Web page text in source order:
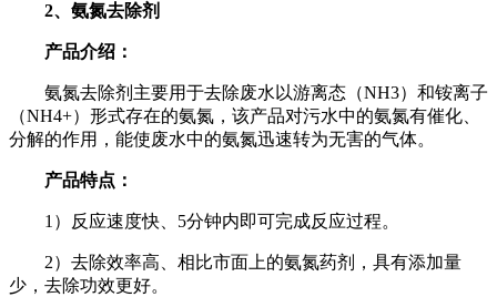
2、氨氮去除剂
产品介绍：
氨氮去除剂主要用于去除废水以游离态（NH3）和铵离子
（NH4+）形式存在的氨氮，该产品对污水中的氨氮有催化、
分解的作用，能使废水中的氨氮迅速转为无害的气体。
产品特点：
1）反应速度快、5分钟内即可完成反应过程。
2）去除效率高、相比市面上的氨氮药剂，具有添加量
少，去除功效更好。